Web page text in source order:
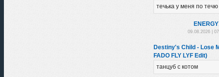
течька у меня по течю
09.08.2026 |
Destiny's Child - Lose
FADO FLY LYF Edit)
танцуб с котом